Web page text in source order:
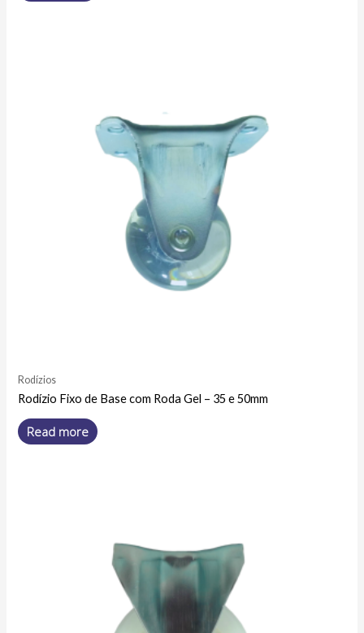
Rodízios
Rodízio Fixo de Base com Roda Gel – 35 e 50mm
Read more